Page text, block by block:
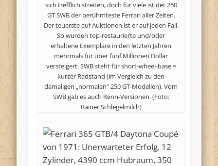
sich trefflich streiten, doch für viele ist der 250
GT SWB der berühmteste Ferrari aller Zeiten.
Der teuerste auf Auktionen ist er auf jeden Fall.
So wurden top-restaurierte und/oder
erhaltene Exemplare in den letzten Jahren
mehrmals für über fünf Millionen Dollar
versteigert. SWB steht für short-wheel-base =
kurzer Radstand (im Vergleich zu den
damaligen „normalen“ 250 GT-Modellen). Vom
SWB gab es auch Renn-Versionen. (Foto:
Rainer Schlegelmilch)